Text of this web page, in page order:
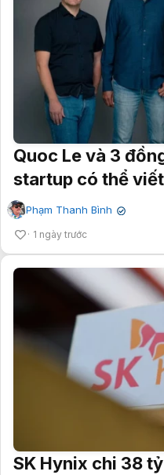
Quoc Le và 3
startup có thể
Phạm Thanh Bình ✔
1 ngày trước
SK Hynix chi 38